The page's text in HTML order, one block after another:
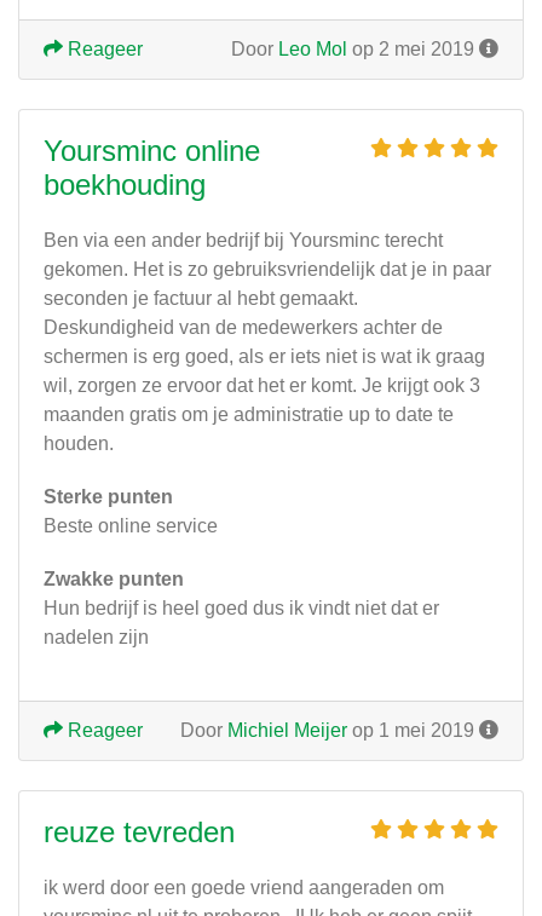
Door Leo Mol op 2 mei 2019
Reageer
Yoursminc online
boekhouding
Ben via een ander bedrijf bij Yoursminc terecht
gekomen. Het is zo gebruiksvriendelijk dat je in paar
seconden je factuur al hebt gemaakt.
Deskundigheid van de medewerkers achter de
schermen is erg goed, als er iets niet is wat ik graag
wil, zorgen ze ervoor dat het er komt. Je krijgt ook 3
maanden gratis om je administratie up to date te
houden.
Sterke punten
Beste online service
Zwakke punten
Hun bedrijf is heel goed dus ik vindt niet dat er
nadelen zijn
Door Michiel Meijer op 1 mei 2019
Reageer
reuze tevreden
ik werd door een goede vriend aangeraden om